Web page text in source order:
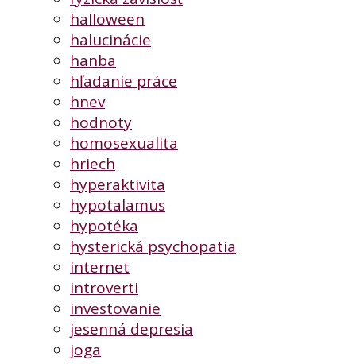
halloween
halucinácie
hanba
hľadanie práce
hnev
hodnoty
homosexualita
hriech
hyperaktivita
hypotalamus
hypotéka
hysterická psychopatia
internet
introverti
investovanie
jesenná depresia
joga